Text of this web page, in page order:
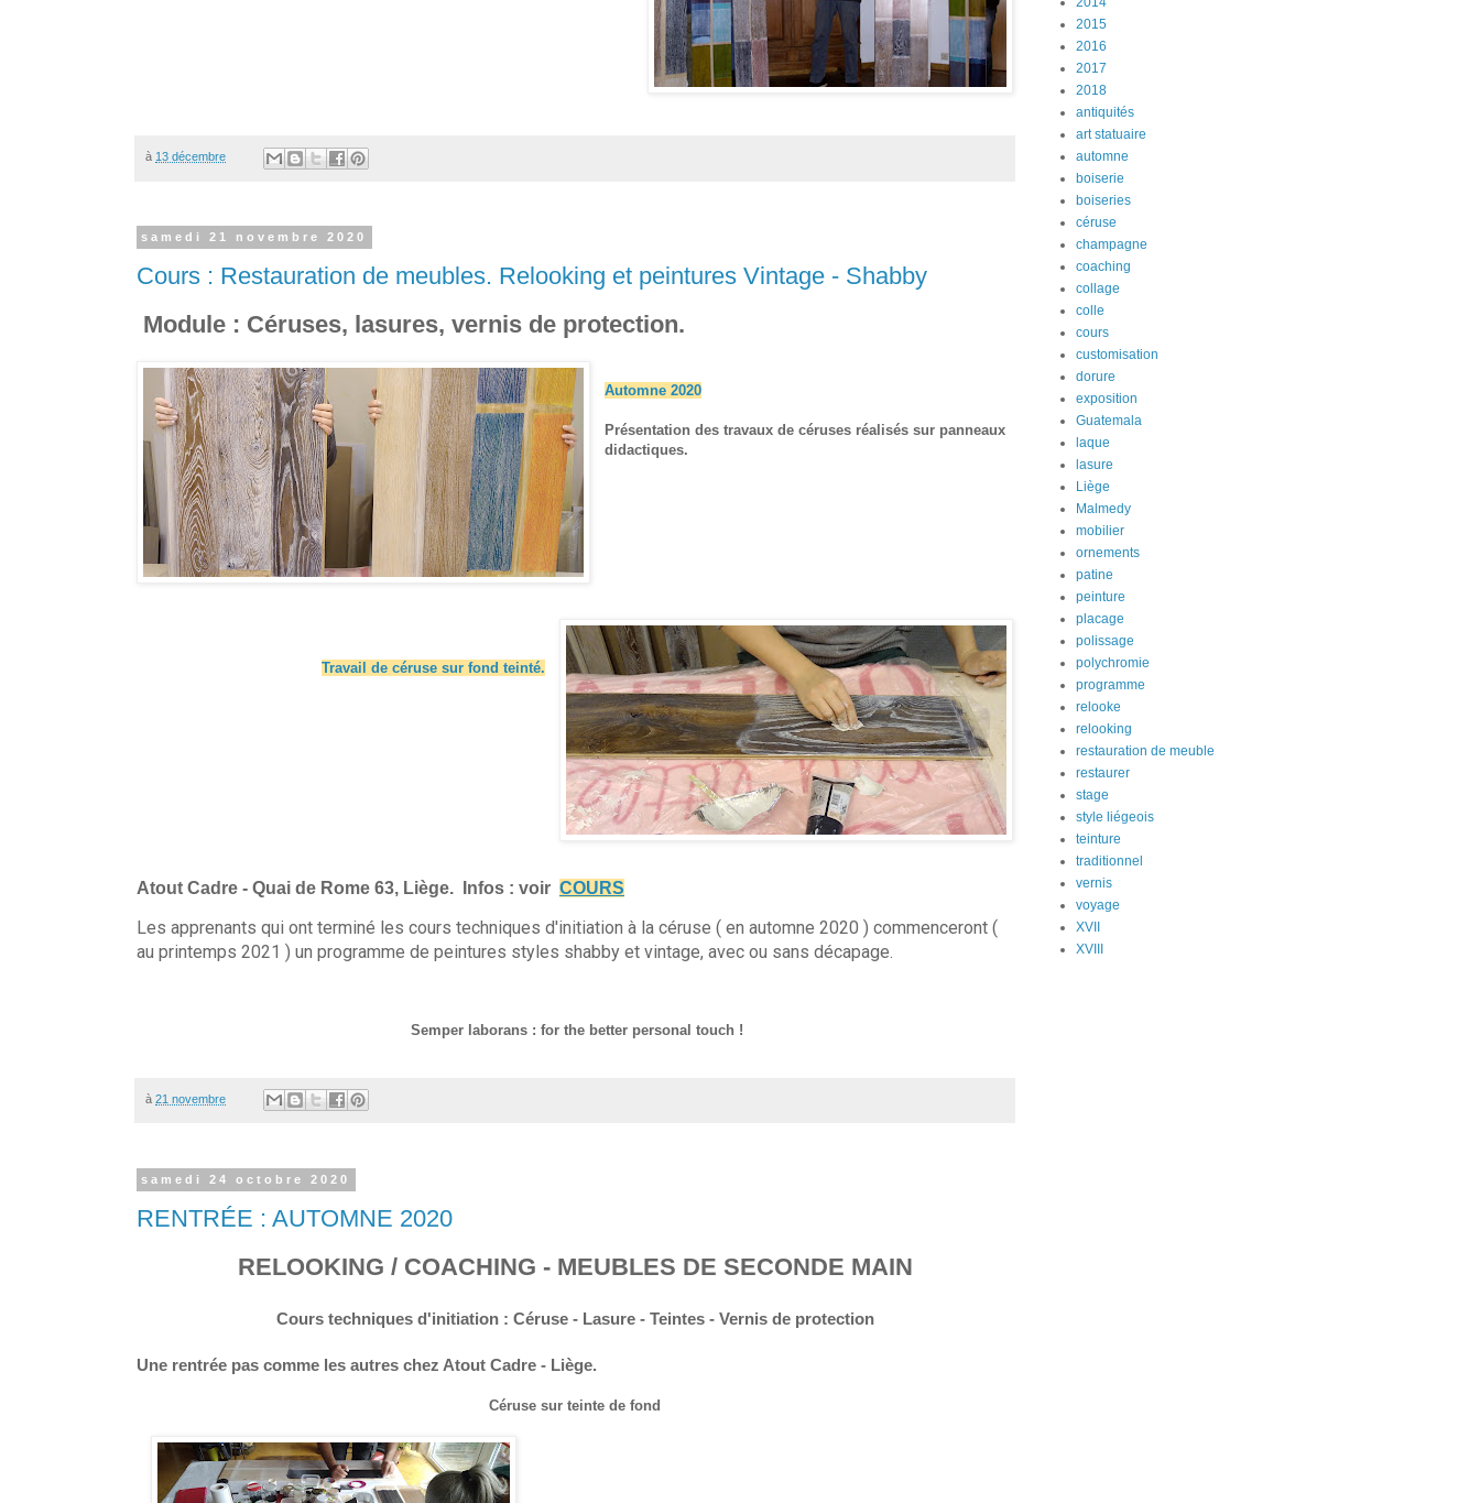
à 13 décembre
samedi 21 novembre 2020
Cours : Restauration de meubles. Relooking et peintures Vintage - Shabby
Module : Céruses, lasures, vernis de protection.
Automne 2020
Présentation des travaux de céruses réalisés sur panneaux
didactiques.
Travail de céruse sur fond teinté.
Atout Cadre - Quai de Rome 63, Liège. Infos : voir COURS
Les apprenants qui ont terminé les cours techniques d'initiation à la céruse ( en automne 2020 ) commenceront (
au printemps 2021 ) un programme de peintures styles shabby et vintage, avec ou sans décapage.
Semper laborans : for the better personal touch !
à 21 novembre
samedi 24 octobre 2020
RENTRÉE : AUTOMNE 2020
RELOOKING / COACHING - MEUBLES DE SECONDE MAIN
Cours techniques d'initiation : Céruse - Lasure - Teintes - Vernis de protection
Une rentrée pas comme les autres chez Atout Cadre - Liège.
Céruse sur teinte de fond
2015
2016
2017
2018
antiquités
art statuaire
automne
boiserie
boiseries
céruse
champagne
coaching
collage
colle
cours
customisation
dorure
exposition
Guatemala
laque
lasure
Liège
Malmedy
mobilier
ornements
patine
peinture
placage
polissage
polychromie
programme
relooke
relooking
restauration de meuble
restaurer
stage
style liégeois
teinture
traditionnel
vernis
voyage
XVII
XVIII